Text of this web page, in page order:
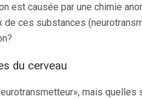
est causée par une chimie
ces substances
du cerveau
mais